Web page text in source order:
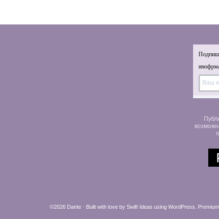
©2026 Dante · Built with love by Swift Ideas using WordPress